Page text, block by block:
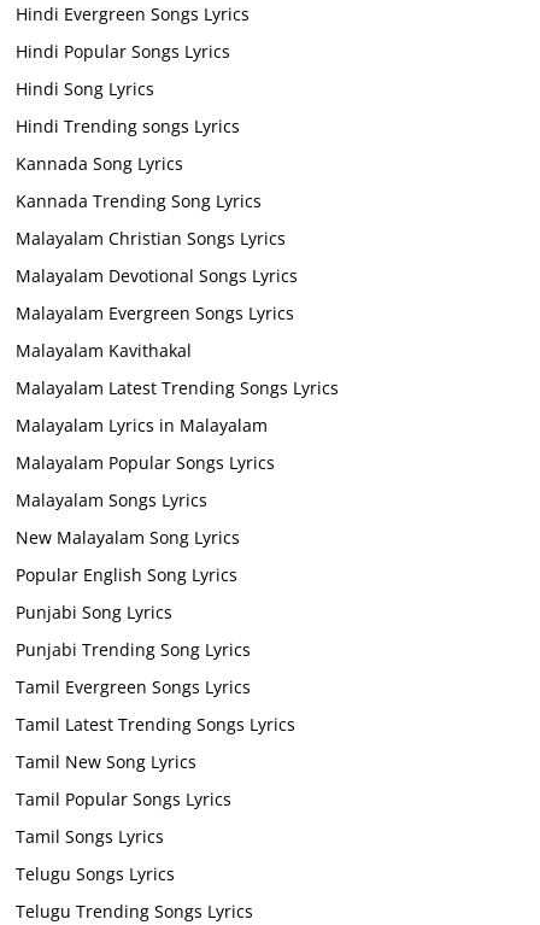
Hindi Evergreen Songs Lyrics
Hindi Popular Songs Lyrics
Hindi Song Lyrics
Hindi Trending songs Lyrics
Kannada Song Lyrics
Kannada Trending Song Lyrics
Malayalam Christian Songs Lyrics
Malayalam Devotional Songs Lyrics
Malayalam Evergreen Songs Lyrics
Malayalam Kavithakal
Malayalam Latest Trending Songs Lyrics
Malayalam Lyrics in Malayalam
Malayalam Popular Songs Lyrics
Malayalam Songs Lyrics
New Malayalam Song Lyrics
Popular English Song Lyrics
Punjabi Song Lyrics
Punjabi Trending Song Lyrics
Tamil Evergreen Songs Lyrics
Tamil Latest Trending Songs Lyrics
Tamil New Song Lyrics
Tamil Popular Songs Lyrics
Tamil Songs Lyrics
Telugu Songs Lyrics
Telugu Trending Songs Lyrics